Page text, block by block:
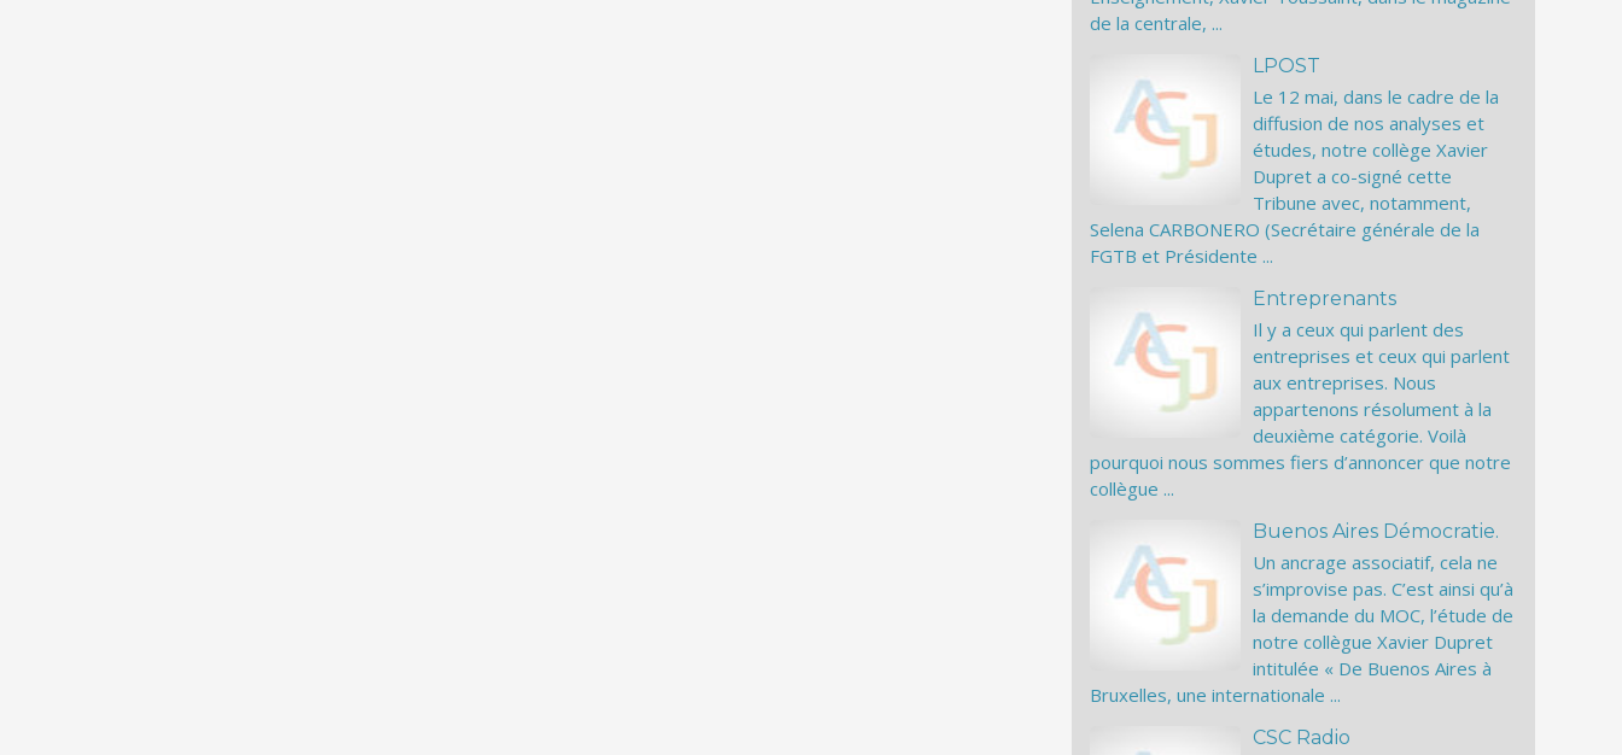
de la centrale, ...
LPOST
Le 12 mai, dans le cadre de la
diffusion de nos analyses et
études, notre collège Xavier
Dupret a co-signé cette
Tribune avec, notamment,
Selena CARBONERO (Secrétaire générale de la
FGTB et Présidente ...
Entreprenants
Il y a ceux qui parlent des
entreprises et ceux qui parlent
aux entreprises. Nous
appartenons résolument à la
deuxième catégorie. Voilà
pourquoi nous sommes fiers d’annoncer que notre
collègue ...
Buenos Aires Démocratie.
Un ancrage associatif, cela ne
s’improvise pas. C’est ainsi qu’à
la demande du MOC, l’étude de
notre collègue Xavier Dupret
intitulée « De Buenos Aires à
Bruxelles, une internationale ...
CSC Radio